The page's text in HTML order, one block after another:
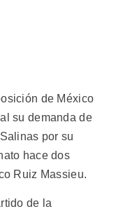
de México
su demanda de
por su
hace dos
Ruiz Massieu.
de la